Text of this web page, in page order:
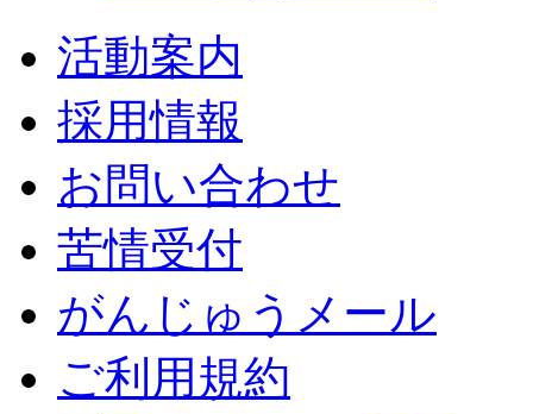
活動案内
採用情報
お問い合わせ
苦情受付
がんじゅうメール
ご利用規約